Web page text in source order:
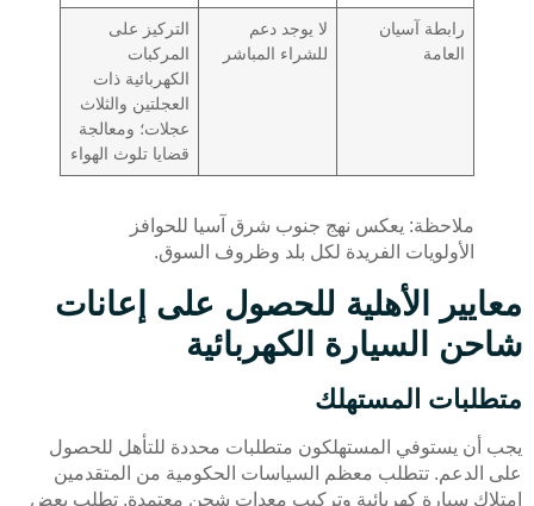
رابطة آسيان
العامة
لا يوجد دعم
للشراء المباشر
التركيز على
المركبات
الكهربائية ذات
العجلتين والثلاث
عجلات؛ ومعالجة
قضايا تلوث الهواء
ملاحظة: يعكس نهج جنوب شرق آسيا للحوافز
الأولويات الفريدة لكل بلد وظروف السوق.
معايير الأهلية للحصول على إعانات
شاحن السيارة الكهربائية
متطلبات المستهلك
يجب أن يستوفي المستهلكون متطلبات محددة للتأهل للحصول
على الدعم. تتطلب معظم السياسات الحكومية من المتقدمين
امتلاك سيارة كهربائية وتركيب معدات شحن معتمدة. تطلب بعض